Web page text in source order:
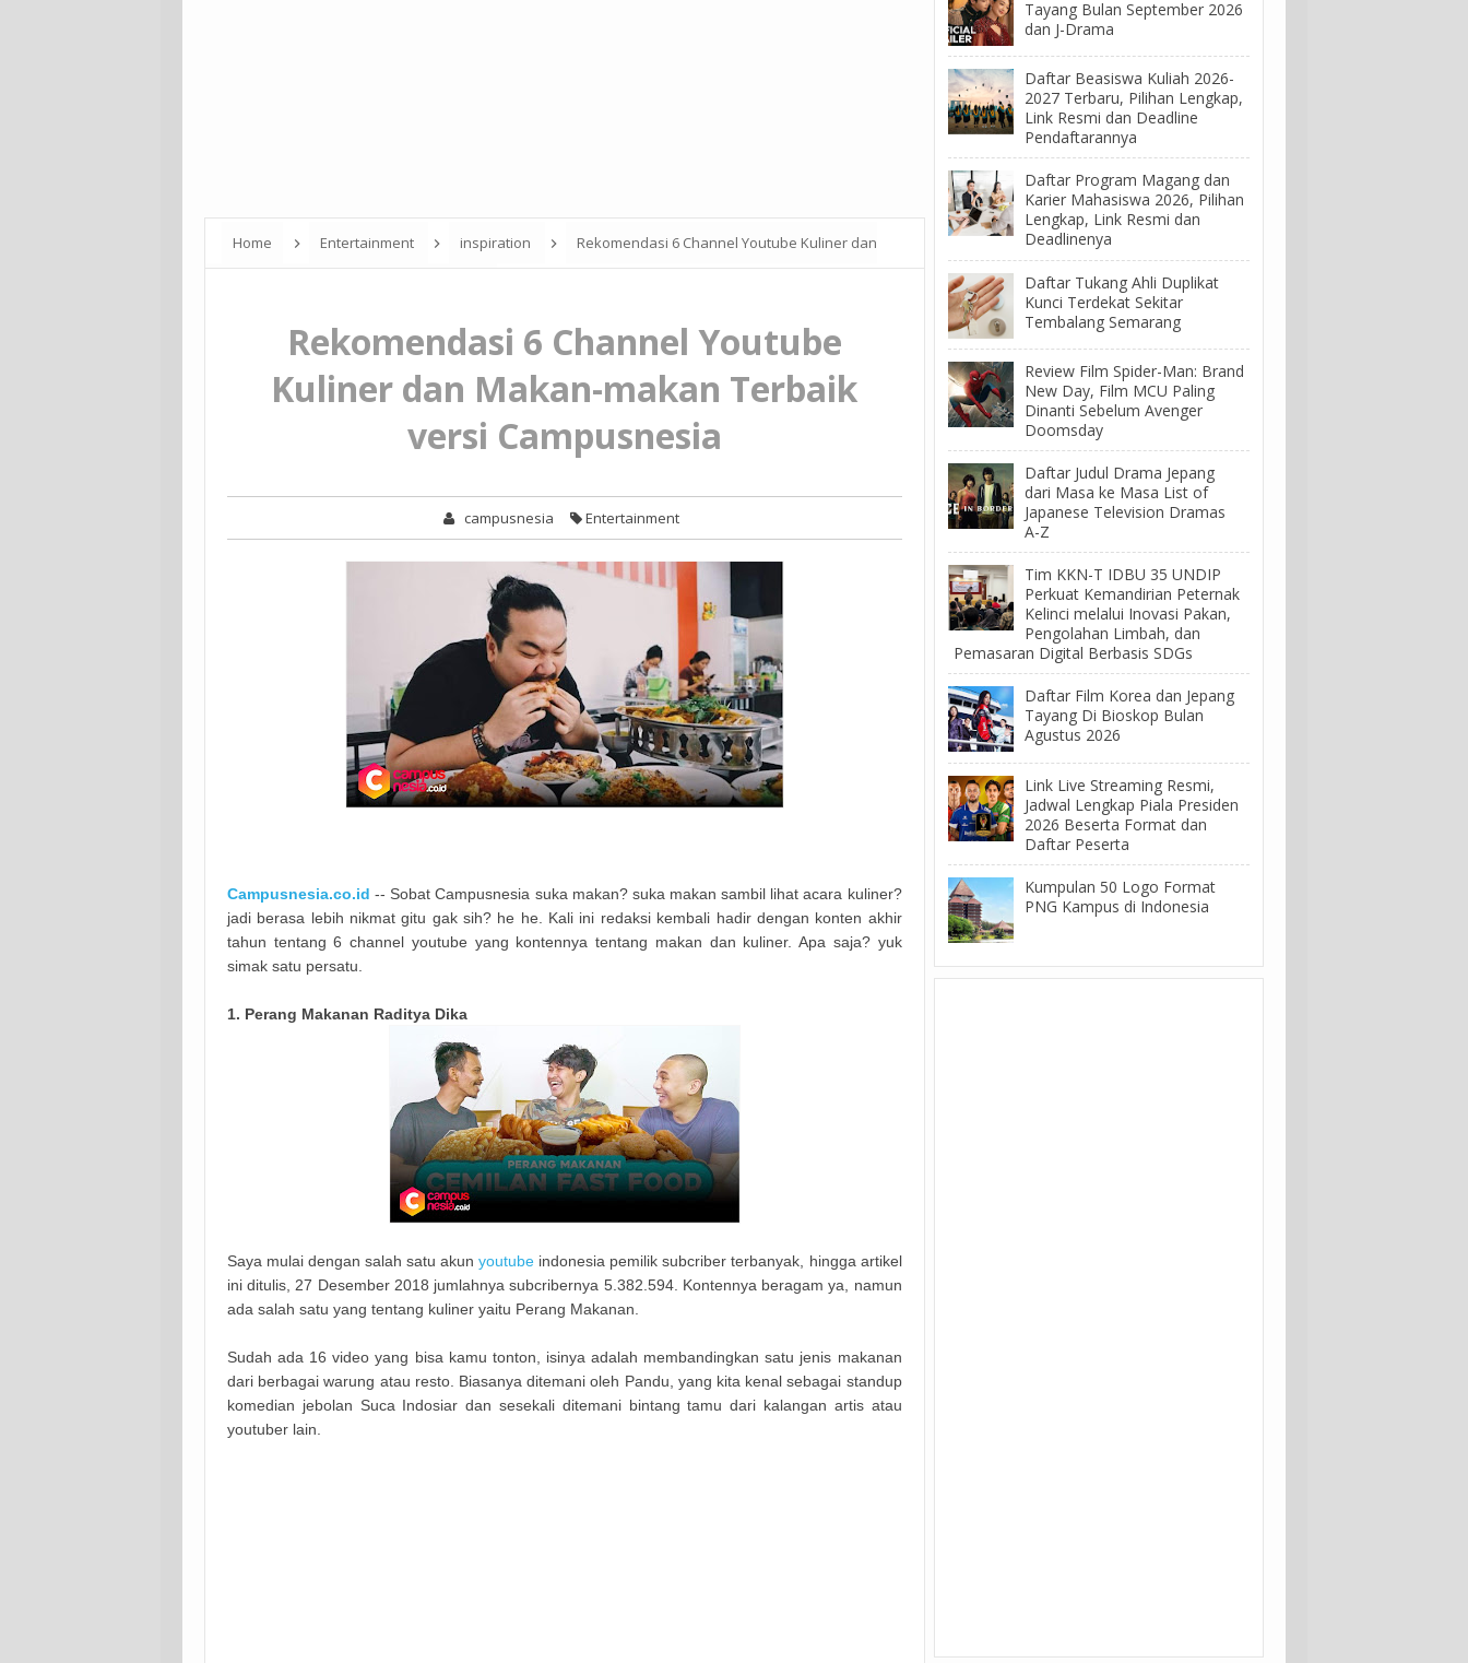
Home Entertainment inspiration Rekomendasi 6 Channel Youtube Kuliner dan
Rekomendasi 6 Channel Youtube
Kuliner dan Makan-makan Terbaik
versi Campusnesia
campusnesia Entertainment
Campusnesia.co.id -- Sobat Campusnesia suka makan? suka makan sambil lihat acara kuliner?
jadi berasa lebih nikmat gitu gak sih? he he. Kali ini redaksi kembali hadir dengan konten akhir
tahun tentang 6 channel youtube yang kontennya tentang makan dan kuliner. Apa saja? yuk
simak satu persatu.
1. Perang Makanan Raditya Dika
Saya mulai dengan salah satu akunyoutube indonesia pemilik subcriber terbanyak, hingga artikel
ini ditulis, 27 Desember 2018 jumlahnya subcribernya 5.382.594. Kontennya beragam ya, namun
ada salah satu yang tentang kuliner yaitu Perang Makanan.
Sudah ada 16 video yang bisa kamu tonton, isinya adalah membandingkan satu jenis makanan
dari berbagai warung atau resto. Biasanya ditemani oleh Pandu, yang kita kenal sebagai standup
komedian jebolan Suca Indosiar dan sesekali ditemani bintang tamu dari kalangan artis atau
youtuber lain.
Tayang Bulan September 2026
dan J-Drama
Daftar Beasiswa Kuliah 2026-
2027 Terbaru, Pilihan Lengkap,
Link Resmi dan Deadline
Pendaftarannya
Daftar Program Magang dan
Karier Mahasiswa 2026, Pilihan
Lengkap, Link Resmi dan
Deadlinenya
Daftar Tukang Ahli Duplikat
Kunci Terdekat Sekitar
Tembalang Semarang
Review Film Spider-Man: Brand
New Day, Film MCU Paling
Dinanti Sebelum Avenger
Doomsday
Daftar Judul Drama Jepang
dari Masa ke Masa List of
Japanese Television Dramas
A-Z
Tim KKN-T IDBU 35 UNDIP
Perkuat Kemandirian Peternak
Kelinci melalui Inovasi Pakan,
Pengolahan Limbah, dan
Pemasaran Digital Berbasis SDGs
Daftar Film Korea dan Jepang
Tayang Di Bioskop Bulan
Agustus 2026
Link Live Streaming Resmi,
Jadwal Lengkap Piala Presiden
2026 Beserta Format dan
Daftar Peserta
Kumpulan 50 Logo Format
PNG Kampus di Indonesia